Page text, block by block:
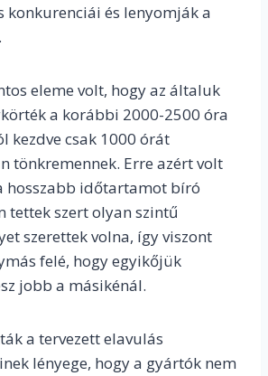
konkurenciái és lenyomják a
eleme volt, hogy az általuk
a korábbi 2000-2500 óra
kezdve csak 1000 órát
tönkremennek. Erre azért volt
hosszabb időtartamot bíró
tettek szert olyan szintű
szerettek volna, így viszont
felé, hogy egyikőjük
jobb a másikénál.
a tervezett elavulás
lényege, hogy a gyártók nem